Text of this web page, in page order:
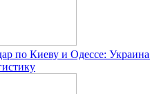
по Киеву и Одессе: Украина